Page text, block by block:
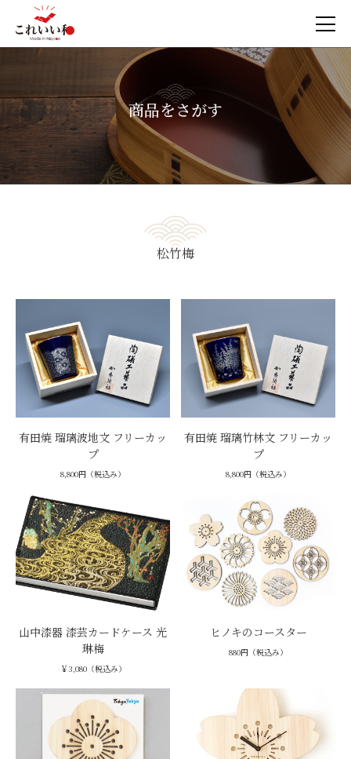
商品をさがす
松竹梅
有田焼 瑠璃波地文 フリーカッ
プ
8,800円（税込み）
有田焼 瑠璃竹林文 フリーカッ
プ
8,800円（税込み）
山中漆器 漆芸カードケース 光
琳梅
￥3,080（税込み）
ヒノキのコースター
880円（税込み）